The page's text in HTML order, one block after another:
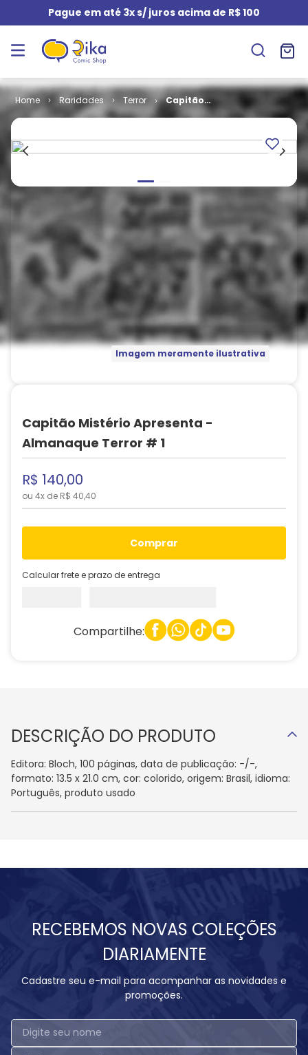
Pague em até 3x s/ juros acima de R$ 100
Raridades Terror
Capitão
Almanaque
Imagem meramente ilustrativa
Capitão Mistério Apresenta -
Almanaque Terror # 1
R$ 140,00
ou 4x de R$ 40,40
comprar
Calcular frete e prazo de entrega
Compartilhe:
DESCRIÇÃO DO PRODUTO
Editora: Bloch, 100 páginas, data de publicação: -/-,
formato: 13.5 x 21.0 cm, cor: colorido, origem: Brasil, idioma:
Português, produto usado
RECEBEMOS NOVAS COLEÇÕES
DIARIAMENTE
Cadastre seu e-mail para acompanhar as novidades e
promoções.